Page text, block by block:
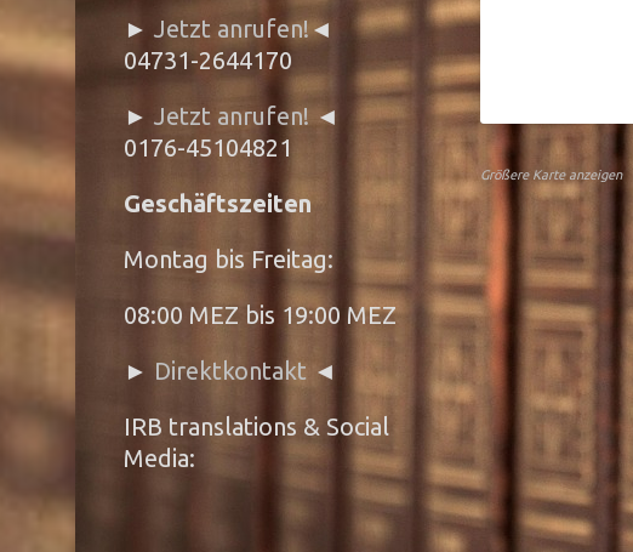
► Jetzt anrufen!◄
04731-2644170
► Jetzt anrufen! ◄
0176-45104821
Geschäftszeiten
Montag bis Freitag:
08:00 MEZ bis 19:00 MEZ
► Direktkontakt ◄
IRB translations & Social
Media:
Größere Karte anzeigen